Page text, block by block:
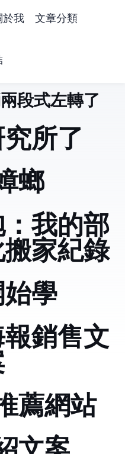
於我 文章分類
網番外
段式左轉了
所了
螂
：我的部
家紀錄
python
銷售文
薦網站